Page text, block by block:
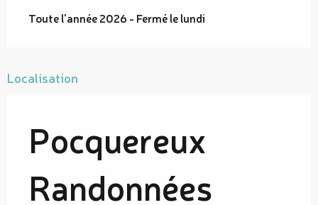
Toute l'année 2026 - Fermé le lundi
Localisation
Pocquereux
Randonnées